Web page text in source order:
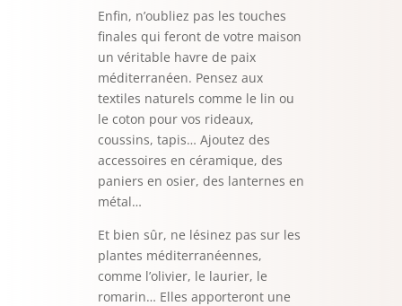
Enfin, n’oubliez pas les touches
finales qui feront de votre maison
un véritable havre de paix
méditerranéen. Pensez aux
textiles naturels comme le lin ou
le coton pour vos rideaux,
coussins, tapis… Ajoutez des
accessoires en céramique, des
paniers en osier, des lanternes en
métal…
Et bien sûr, ne lésinez pas sur les
plantes méditerranéennes,
comme l’olivier, le laurier, le
romarin… Elles apporteront une